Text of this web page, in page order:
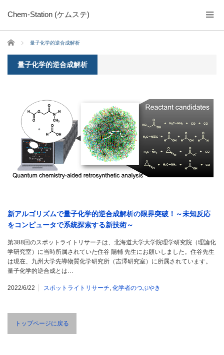
Chem-Station (ケムステ)
ホーム 量子化学的逆合成解析
量子化学的逆合成解析
新アルゴリズムで量子化学的逆合成解析の限界突破！～未知反応
をコンピュータで系統探索する新技術～
第388回のスポットライトリサーチは、北海道大学大学院理学研究院（理論化
学研究室）に当時所属されていた住谷 陽輔 先生にお願いしました。住谷先生
は現在、九州大学先導物質化学研究所（吉澤研究室）に所属されています。
量子化学的逆合成とは…
2022/6/22 スポットライトリサーチ, 化学者のつぶやき
トップページに戻る